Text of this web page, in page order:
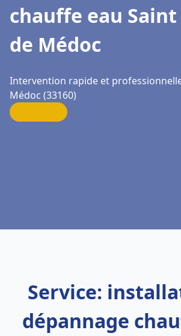
chauffe eau
de Médoc
Intervention rapide et
Médoc (33160)
Service:
dépannage